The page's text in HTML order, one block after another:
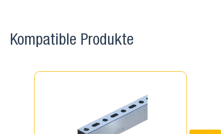
Kompatible Produkte